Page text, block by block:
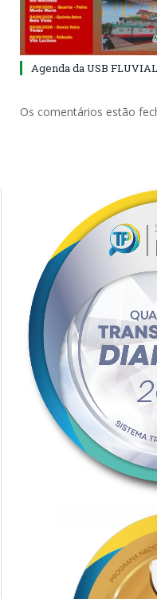
Agenda da USB FLUVIAL
Os comentários estão